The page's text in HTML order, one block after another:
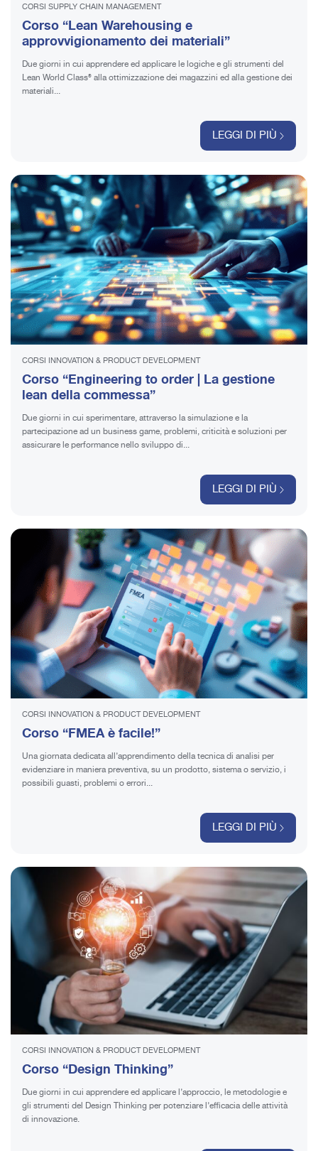
CORSI SUPPLY CHAIN MANAGEMENT
Corso “Lean Warehousing e
approvvigionamento dei materiali”
Due giorni in cui apprendere ed applicare le logiche e gli strumenti del
Lean World Class® alla ottimizzazione dei magazzini ed alla gestione dei
materiali...
LEGGI DI PIÙ
CORSI INNOVATION & PRODUCT DEVELOPMENT
Corso “Engineering to order | La gestione
lean della commessa”
Due giorni in cui sperimentare, attraverso la simulazione e la
partecipazione ad un business game, problemi, criticità e soluzioni per
assicurare le performance nello sviluppo di...
LEGGI DI PIÙ
CORSI INNOVATION & PRODUCT DEVELOPMENT
Corso “FMEA è facile!”
Una giornata dedicata all’apprendimento della tecnica di analisi per
evidenziare in maniera preventiva, su un prodotto, sistema o servizio, i
possibili guasti, problemi o errori...
LEGGI DI PIÙ
CORSI INNOVATION & PRODUCT DEVELOPMENT
Corso “Design Thinking”
Due giorni in cui apprendere ed applicare l’approccio, le metodologie e
gli strumenti del Design Thinking per potenziare l’efficacia delle attività
di innovazione.